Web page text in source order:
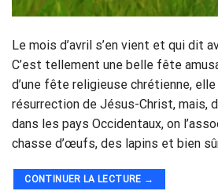
Le mois d’avril s’en vient et qui dit
C’est tellement une belle fête
d’une fête religieuse chrétienne,
résurrection de Jésus-Christ, mais,
dans les pays Occidentaux, on
chasse d’œufs, des lapins et bien
CONTINUER LA LECTURE →